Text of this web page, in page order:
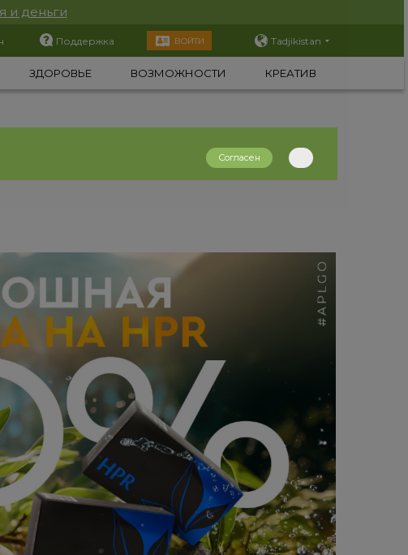
и деньги
Поддержка ВОЙТИ Tadjikistan
ЗДОРОВЬЕ ВОЗМОЖНОСТИ КРЕАТИВ
Согласен